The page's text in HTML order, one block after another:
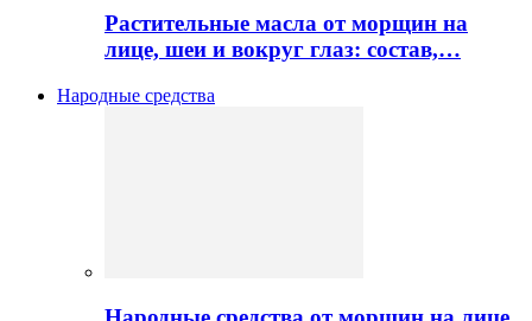
Растительные масла от морщин на
лице, шеи и вокруг глаз: состав,…
Народные средства